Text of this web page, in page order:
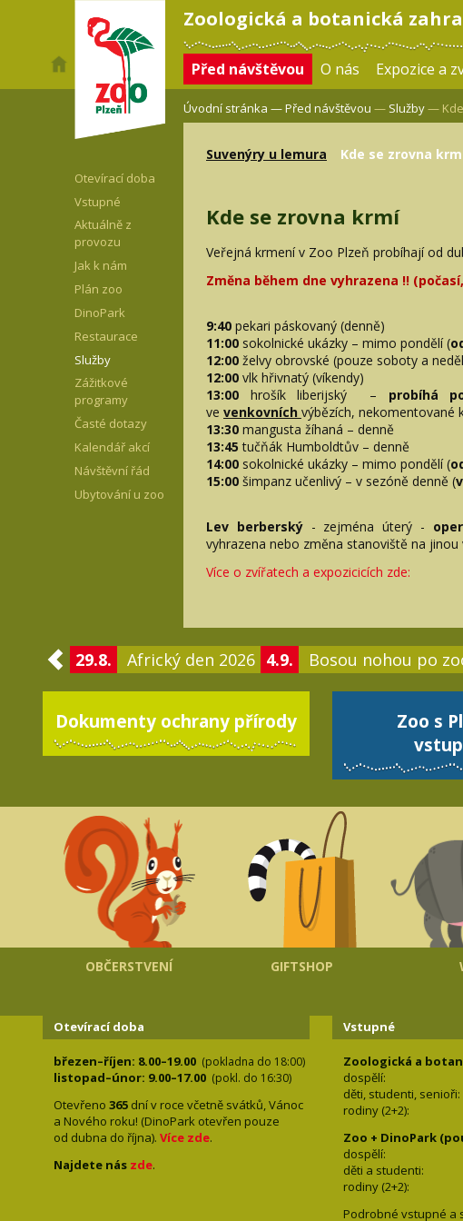
Zoologická a botanická
Před návštěvou O nás Expozice a
Otevírací doba
Vstupné
Aktuálně z
provozu
Jak k nám
Plán zoo
DinoPark
Restaurace
Služby
Zážitkové
programy
Časté dotazy
Kalendář akcí
Návštěvní řád
Ubytování u zoo
Úvodní stránka —Před návštěvou — Služby—
Suvenýry u lemura Kde se zrovna
Kde se zrovna krmí
Veřejná krmení v Zoo Plzeň probíhají od
Změna během dne vyhrazena !!
9:40 pekari páskovaný (denně)
11:00 sokolnické ukázky – mimo pondělí (
12:00 želvy obrovské (pouze soboty a
12:00 vlk hřivnatý (víkendy)
13:00 hrošík liberijský – probíhá
ve venkovních výbězích, nekomentované
13:30 mangusta žíhaná – denně
13:45 tučňák Humboldtův – denně
14:00 sokolnické ukázky – mimo pondělí (
15:00 šimpanz učenlivý – v sezóně denně (
Lev berberský- zejména úterý -
vyhrazena nebo změna stanoviště na jinou
Více o zvířatech a expozicicích zde:
29.8. Africký den 2026 4.9. Bosou nohou po
Dokumenty ochrany přírody
Zoo s
OBČERSTVENÍ GIFTSHOP
Otevírací doba
březen–říjen: 8.00–19.00 (pokladna do 18:00)
listopad–únor: 9.00–17.00 (pokl. do 16:30)
Otevřeno 365 dní v roce včetně svátků, Vánoc
a Nového roku! (DinoPark otevřen pouze
od dubna do října). Více zde.
Najdete nás zde.
Vstupné
Zoologická a
dospělí:
děti, studenti,
rodiny (2+2):
Zoo + DinoPark
dospělí:
děti a
rodiny (2+2):
Podrobné vstupné a